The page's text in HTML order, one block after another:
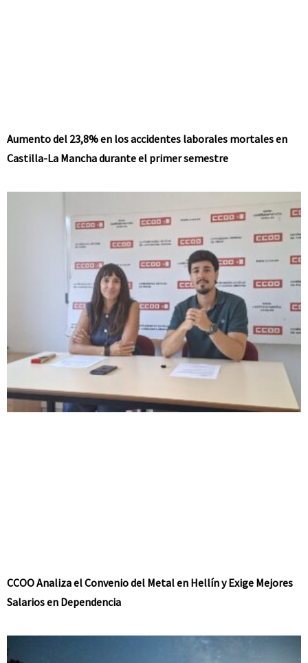
Aumento del 23,8% en los accidentes laborales mortales en
Castilla-La Mancha durante el primer semestre
CCOO Analiza el Convenio del Metal en Hellín y Exige Mejores
Salarios en Dependencia